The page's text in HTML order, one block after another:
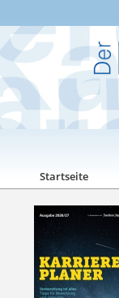
Startseite